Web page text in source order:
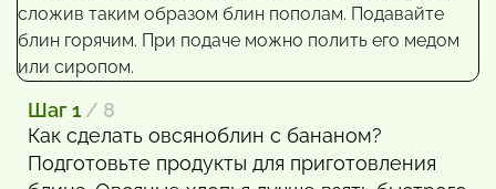
Шаг 1 / 8
Как сделать овсяноблин с бананом?
Подготовьте продукты для приготовления